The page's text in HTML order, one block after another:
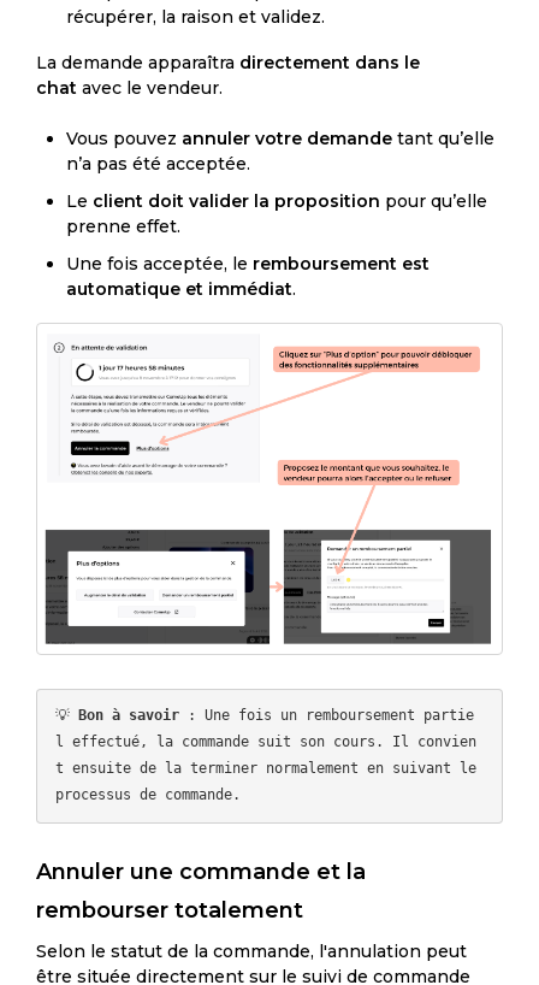
récupérer, la raison et validez.
La demande apparaîtra directement dans le
chat avec le vendeur.
Vous pouvez annuler votre demande tant qu’elle
n’a pas été acceptée.
Le client doit valider la proposition pour qu’elle
prenne effet.
Une fois acceptée, le remboursement est
automatique et immédiat.
💡 Bon à savoir : Une fois un remboursement partie
l effectué, la commande suit son cours. Il convien
t ensuite de la terminer normalement en suivant le
Annuler une commande et la
rembourser totalement
Selon le statut de la commande, l'annulation peut
être située directement sur le suivi de commande